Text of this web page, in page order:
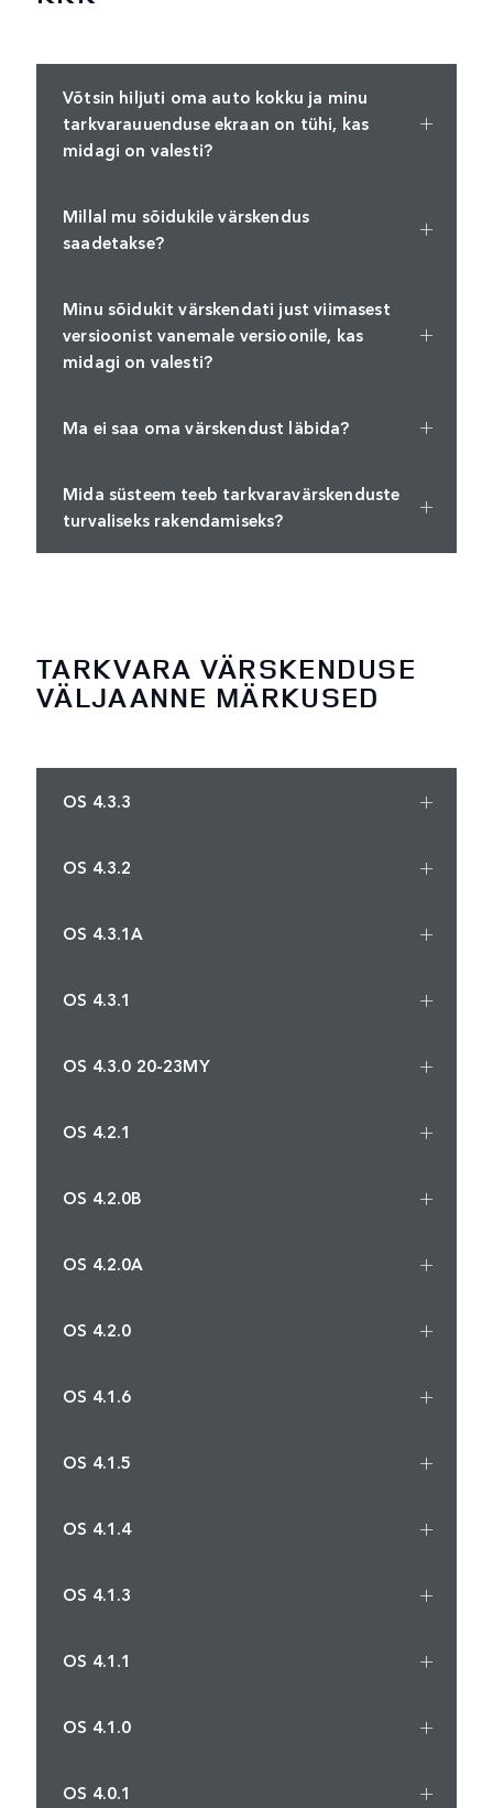
Võtsin hiljuti oma auto kokku ja minu
tarkvarauuenduse ekraan on tühi, kas
midagi on valesti?
Millal mu sõidukile värskendus
saadetakse?
Minu sõidukit värskendati just viimasest
versioonist vanemale versioonile, kas
midagi on valesti?
Ma ei saa oma värskendust läbida?
Mida süsteem teeb tarkvaravärskenduste
turvaliseks rakendamiseks?
TARKVARA VÄRSKENDUSE
VÄLJAANNE MÄRKUSED
OS 4.3.3
OS 4.3.2
OS 4.3.1A
OS 4.3.1
OS 4.3.0 20-23MY
OS 4.2.1
OS 4.2.0B
OS 4.2.0A
OS 4.2.0
OS 4.1.6
OS 4.1.5
OS 4.1.4
OS 4.1.3
OS 4.1.1
OS 4.1.0
OS 4.0.1